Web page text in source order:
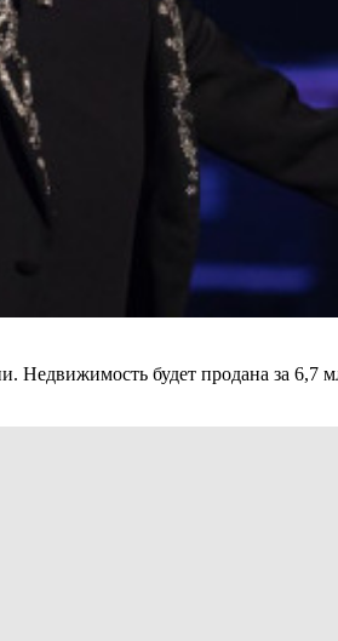
будет продана за 6,7